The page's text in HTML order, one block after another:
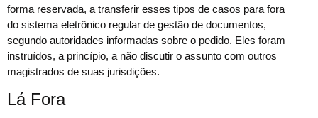
forma reservada, a transferir esses tipos de casos para fora
do sistema eletrônico regular de gestão de documentos,
segundo autoridades informadas sobre o pedido. Eles foram
instruídos, a princípio, a não discutir o assunto com outros
magistrados de suas jurisdições.
Lá Fora